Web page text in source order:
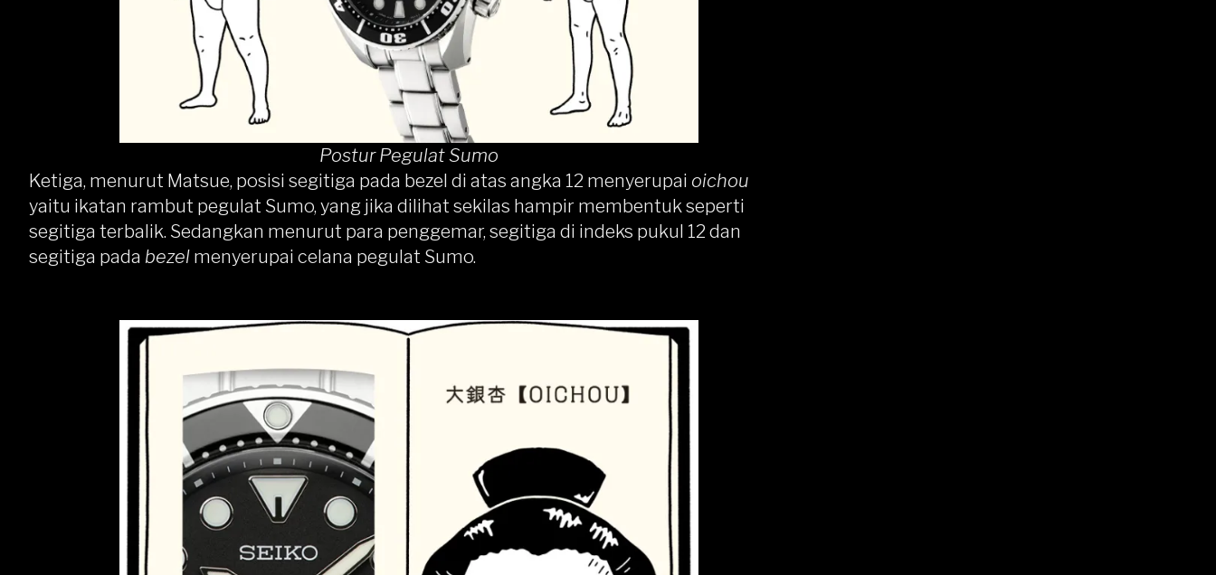
Postur Pegulat Sumo
Ketiga, menurut Matsue, posisi segitiga pada bezel di atas angka 12 menyerupai oichou
yaitu ikatan rambut pegulat Sumo, yang jika dilihat sekilas hampir membentuk seperti
segitiga terbalik. Sedangkan menurut para penggemar, segitiga di indeks pukul 12 dan
segitiga pada bezel menyerupai celana pegulat Sumo.